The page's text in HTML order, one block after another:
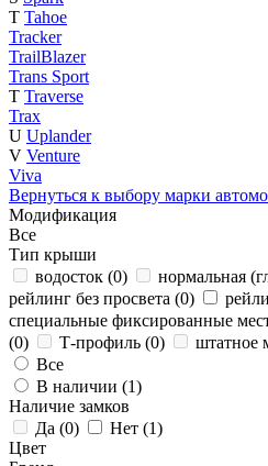
T Tahoe
Tracker
TrailBlazer
Trans Sport
T Traverse
Trax
U Uplander
V Venture
Viva
Вернуться к выбору марки
Модификация
Все
Тип крыши
водосток (0) нормальная
рейлинг без просвета (0)
специальные фиксированные
(0) Т-профиль (0) штатное
Все
В наличии (1)
Наличие замков
Да (0) Нет (1)
Цвет